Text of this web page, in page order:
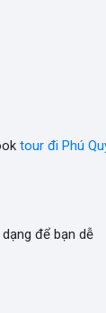
tour đi Phú
để bạn dễ